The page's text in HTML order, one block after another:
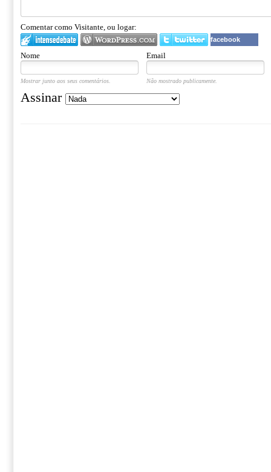
Comentar como Visitante, ou logar:
facebook
Nome Email
Mostrar junto aos seus comentários. Não mostrado publicamente.
Assinar